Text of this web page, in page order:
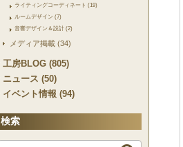
ライティングコーディネート (19)
ルームデザイン (7)
音響デザイン＆設計 (2)
メディア掲載 (34)
工房BLOG (805)
ニュース (50)
イベント情報 (94)
検索